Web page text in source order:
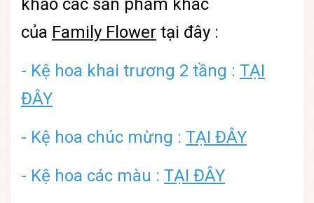
khảo các sản phẩm khác
của Family Flower tại đây :
- Kệ hoa khai trương 2 tầng : TẠI
ĐÂY
- Kệ hoa chúc mừng : TẠI ĐÂY
- Kệ hoa các màu : TẠI ĐÂY